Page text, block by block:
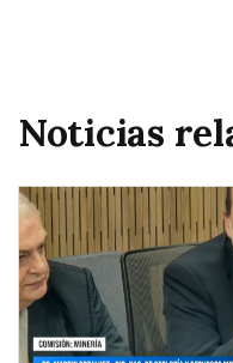
Noticias